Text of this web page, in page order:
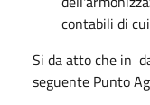
contabili di
Si da atto che in
seguente Punto